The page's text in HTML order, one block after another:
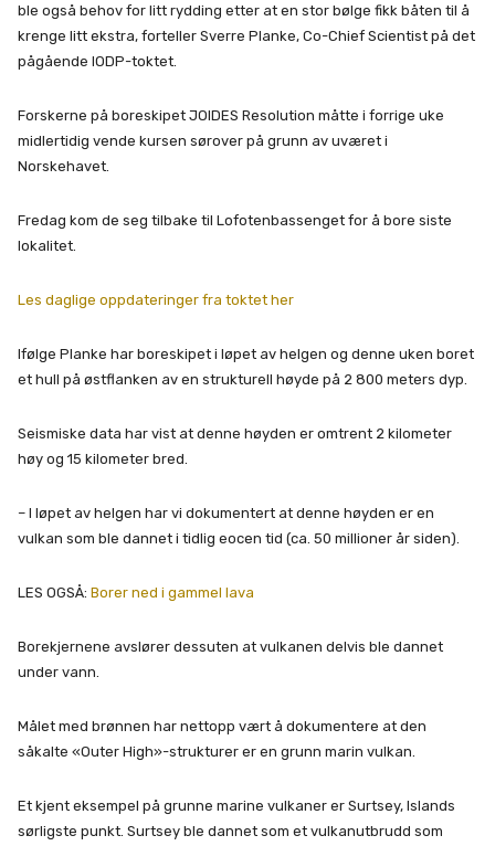
ble også behov for litt rydding etter at en stor bølge fikk båten til å
krenge litt ekstra, forteller Sverre Planke, Co-Chief Scientist på det
pågående IODP-toktet.
Forskerne på boreskipet JOIDES Resolution måtte i forrige uke
midlertidig vende kursen sørover på grunn av uværet i
Norskehavet.
Fredag kom de seg tilbake til Lofotenbassenget for å bore siste
lokalitet.
Les daglige oppdateringer fra toktet her
Ifølge Planke har boreskipet i løpet av helgen og denne uken boret
et hull på østflanken av en strukturell høyde på 2 800 meters dyp.
Seismiske data har vist at denne høyden er omtrent 2 kilometer
høy og 15 kilometer bred.
– I løpet av helgen har vi dokumentert at denne høyden er en
vulkan som ble dannet i tidlig eocen tid (ca. 50 millioner år siden).
LES OGSÅ: Borer ned i gammel lava
Borekjernene avslører dessuten at vulkanen delvis ble dannet
under vann.
Målet med brønnen har nettopp vært å dokumentere at den
såkalte «Outer High»-strukturer er en grunn marin vulkan.
Et kjent eksempel på grunne marine vulkaner er Surtsey, Islands
sørligste punkt. Surtsey ble dannet som et vulkanutbrudd som